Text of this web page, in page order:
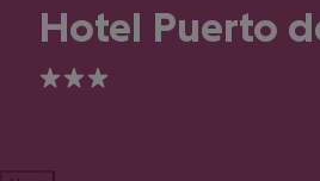
Hotel Puerto
3